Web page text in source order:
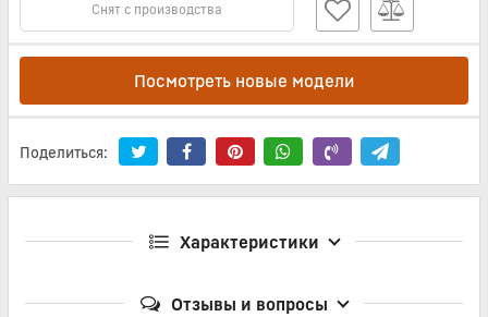
Снят с производства
Посмотреть новые модели
Поделиться:
Характеристики
Отзывы и вопросы